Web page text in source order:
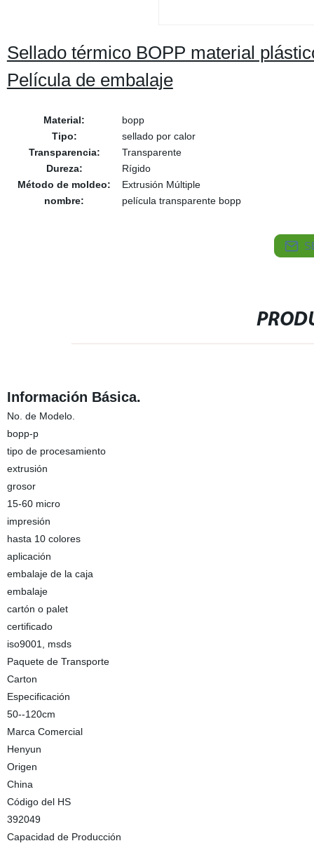
Sellado térmico BOPP material
Película de embalaje
Material:
bopp
Tipo:
sellado por calor
Transparencia:
Transparente
Dureza:
Rígido
Método de moldeo:
Extrusión Múltiple
nombre:
película transparente bopp
Información Básica.
No. de Modelo.
bopp-p
tipo de procesamiento
extrusión
grosor
15-60 micro
impresión
hasta 10 colores
aplicación
embalaje de la caja
embalaje
cartón o palet
certificado
iso9001, msds
Paquete de Transporte
Carton
Especificación
50--120cm
Marca Comercial
Henyun
Origen
China
Código del HS
392049
Capacidad de Producción